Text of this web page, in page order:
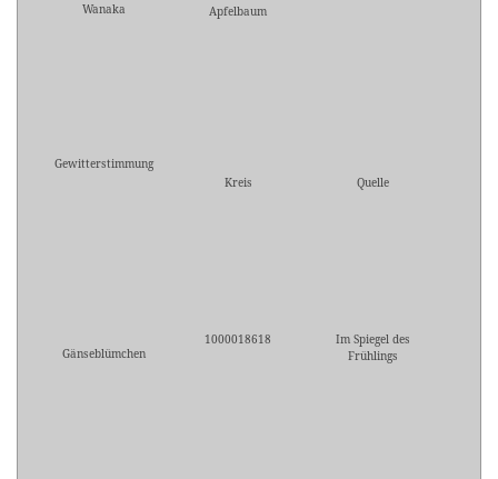
Wanaka
Apfelbaum
Gewitterstimmung
Kreis
Quelle
Gänseblümchen
1000018618
Im Spiegel des
Frühlings